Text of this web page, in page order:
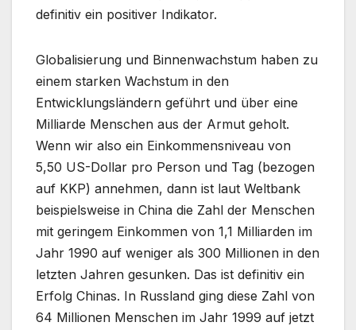
definitiv ein positiver Indikator.
Globalisierung und Binnenwachstum haben zu
einem starken Wachstum in den
Entwicklungsländern geführt und über eine
Milliarde Menschen aus der Armut geholt.
Wenn wir also ein Einkommensniveau von
5,50 US-Dollar pro Person und Tag (bezogen
auf KKP) annehmen, dann ist laut Weltbank
beispielsweise in China die Zahl der Menschen
mit geringem Einkommen von 1,1 Milliarden im
Jahr 1990 auf weniger als 300 Millionen in den
letzten Jahren gesunken. Das ist definitiv ein
Erfolg Chinas. In Russland ging diese Zahl von
64 Millionen Menschen im Jahr 1999 auf jetzt